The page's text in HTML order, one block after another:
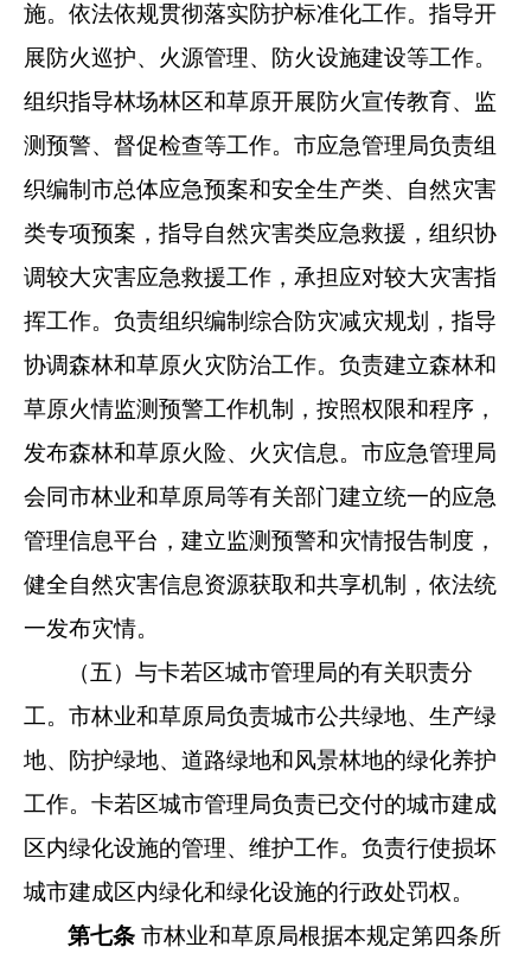
施。依法依规贯彻落实防护标准化工作。指导开
展防火巡护、火源管理、防火设施建设等工作。
组织指导林场林 区和草原开展防火宣传教育、监
测预警、督促检查等工作。市应急管理局负责组
织编制市总体应急预案和安全生产类、自然灾害
类专项预案，指导自然灾害类应急救援，组织协
调较大灾害应急救援工作，承担应对较大灾害指
挥工作。负责组织编制综合防灾减灾规划，指导
协调森林和草原火灾防治工作。负责建立森林和
草原火情监测预警工作机制，按照权限和程序，
发布森林和草原火险、火灾信息。市应急管理局
会同市林业和草原局等有关部门建立统一的应急
管理信息平台，建立监测预警和灾情报告制度，
健全自然灾害信息资源获取和共享机制，依法统
一发布灾情。
（五）与卡若区城市管理局的有关职责分
工。市林业和草原局负责城市公共绿地、生产绿
地、防护绿地、道路绿地和风景林地的绿化养护
工作。卡若区城市管理局负责已交付的城市建成
区内绿化设施的管理、维护工作。负责行使损坏
城市建成区内绿化和绿化设施的行政处罚权。
第七条市林业和草原局根据本规定第四条所